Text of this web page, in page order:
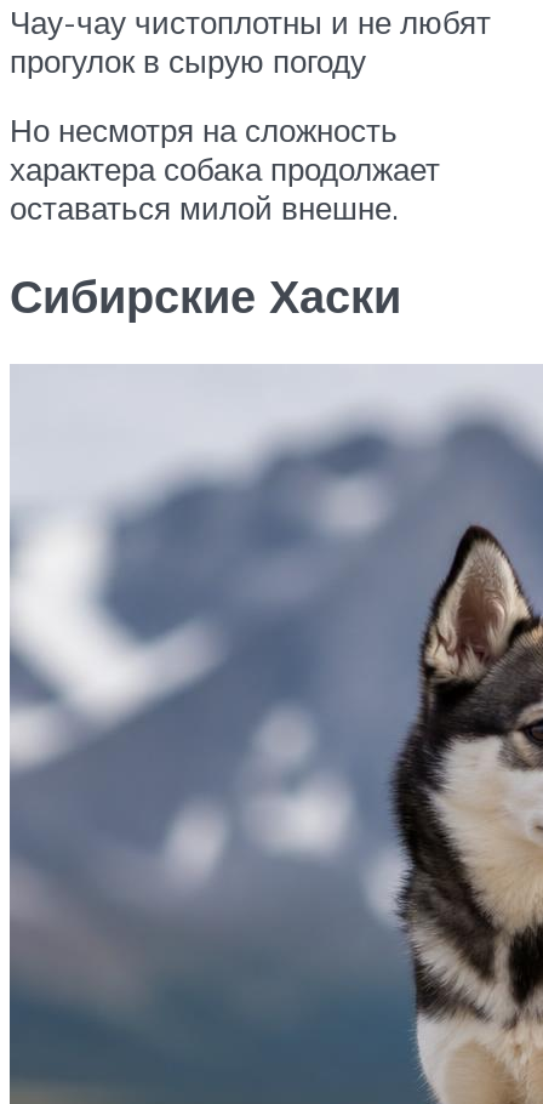
Чау-чау чистоплотны и не любят
прогулок в сырую погоду
Но несмотря на сложность
характера собака продолжает
оставаться милой внешне.
Сибирские Хаски